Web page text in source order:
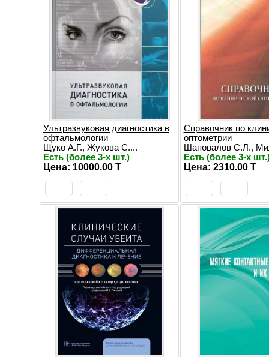
Ультразвуковая диагностика в
офтальмологии
Щуко А.Г., Жукова С....
Есть (более 3-х шт.)
Цена: 10000.00 T
Справочник по
оптометрии
Шаповалов С.Л.,
Есть (более 3-х
Цена: 2310.00 T